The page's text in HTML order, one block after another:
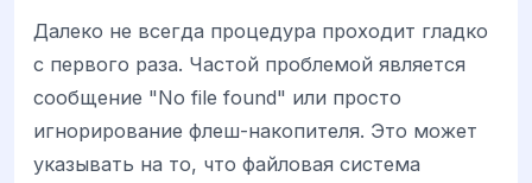
Далеко не всегда процедура проходит гладко
с первого раза. Частой проблемой является
сообщение "No file found" или просто
игнорирование флеш-накопителя. Это может
указывать на то, что файловая система